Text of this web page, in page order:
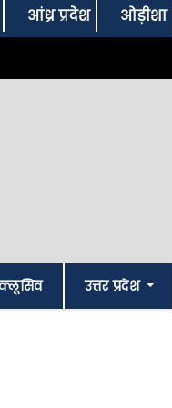
आंध्र प्रदेश ओड़ीशा
उत्तर प्रदेश